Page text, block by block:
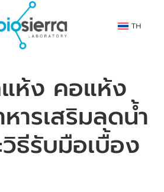
TH
ห้ง คอแห้ง
ารเสริมลดน้ำ
ธีรับมือเบื้อง